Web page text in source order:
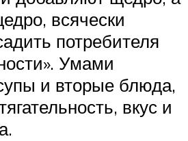
всячески
потребителя
Умами
и вторые блюда,
вкус и